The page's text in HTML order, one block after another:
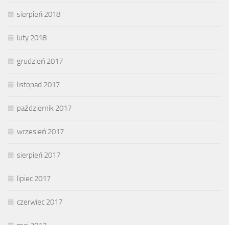
sierpień 2018
luty 2018
grudzień 2017
listopad 2017
październik 2017
wrzesień 2017
sierpień 2017
lipiec 2017
czerwiec 2017